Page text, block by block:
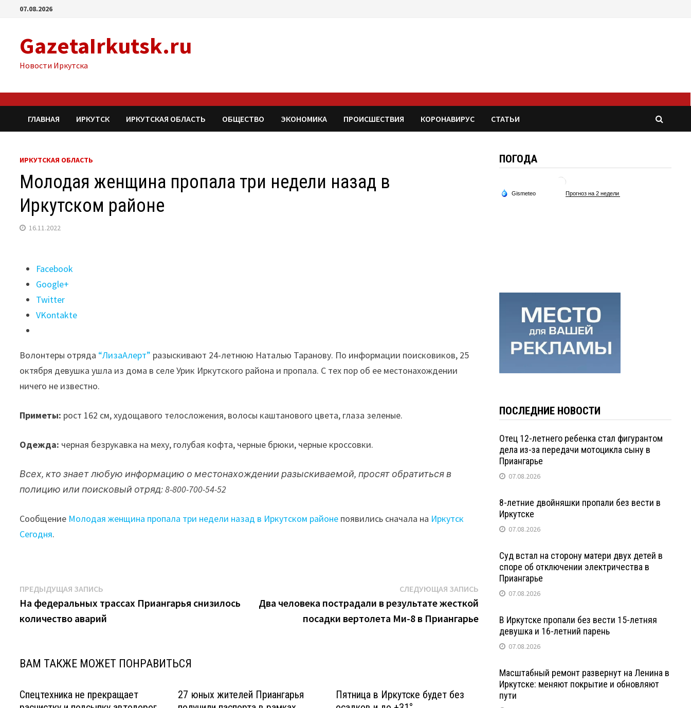
Перейти07.08.2026
GazetaIrkutsk.ru
Новости Иркутска
ГЛАВНАЯ ИРКУТСК ИРКУТСКАЯ ОБЛАСТЬ ОБЩЕСТВО ЭКОНОМИКА ПРОИСШЕСТВИЯ КОРОНАВИРУС СТАТЬИ
ИРКУТСКАЯ ОБЛАСТЬ
Молодая женщина пропала три недели назад в
Иркутском районе
16.11.2022
Поделиться
"Молодая
женщина
пропала
три
назад
в
Иркутском
Facebook
Google+
Twitter
VKontakte
Волонтеры отряда “ЛизаАлерт” разыскивают 24-летнюю Наталью Таранову. По информации поисковиков, 25
октября девушка ушла из дома в селе Урик Иркутского района и пропала. С тех пор об ее местонахождении
ничего не известно.
Приметы: рост 162 см, худощавого телосложения, волосы каштанового цвета, глаза зеленые.
Одежда: черная безрукавка на меху, голубая кофта, черные брюки, черные кроссовки.
Всех, кто знает любую информацию о местонахождении разыскиваемой, просят обратиться в
полицию или поисковый отряд: 8-800-700-54-52
Сообщение Молодая женщина пропала три недели назад в Иркутском районе появились сначала на Иркутск
Сегодня.
Навигация
по
ПРЕДЫДУЩАЯ ЗАПИСЬ
запись:
На федеральных трассах Приангарья снизилось
количество аварий
СЛЕДУЮЩАЯ ЗАПИСЬСледующая
запись:
Два человека пострадали в результате жесткой
посадки вертолета Ми-8 в Приангарье
ВАМ ТАКЖЕ МОЖЕТ ПОНРАВИТЬСЯ
Спецтехника не прекращает
27 юных жителей Приангарья
Пятница в Иркутске будет без
ПОГОДА
ПОСЛЕДНИЕ НОВОСТИ
Отец 12-летнего ребенка стал фигурантом
дела из-за передачи мотоцикла сыну в
Приангарье
07.08.2026
8-летние двойняшки пропали без вести в
Иркутске
07.08.2026
Суд встал на сторону матери двух детей в
споре об отключении электричества в
Приангарье
07.08.2026
В Иркутске пропали без вести 15-летняя
девушка и 16-летний парень
07.08.2026
Масштабный ремонт развернут на Ленина в
Иркутске: меняют покрытие и обновляют
пути